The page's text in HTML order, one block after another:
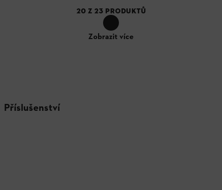
20 Z 23 PRODUKTŮ
Zobrazit více
Příslušenství